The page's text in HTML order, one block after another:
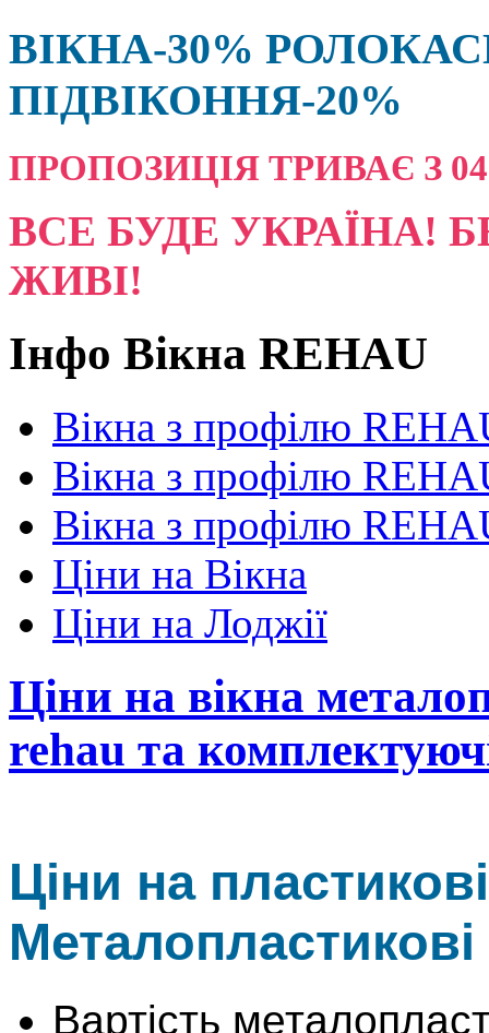
ВІКНА-30%
ПІДВІКОННЯ-20%
ПРОПОЗИЦІЯ ТРИВАЄ З
ВСЕ БУДЕ УКРАЇНА!
ЖИВІ!
Інфо Вікна REHAU
Вікна з профілю
Вікна з профілю
Вікна з профілю
Ціни на Вікна
Ціни на Лоджії
Ціни на вікна
rehau та
Ціни на
Металопластикові
Вартість